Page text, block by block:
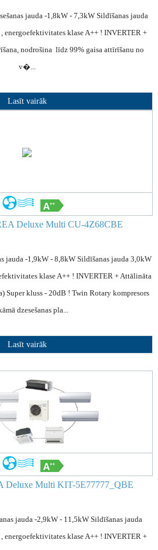
jauda -1,8kW - 7,3kW Sildīšanas jauda
energoefektivitates klase A++ ! INVERTER +
nodrošina līdz 99% gaisa attīrīšanu no
v�...
Lasīt vairāk
Deluxe Multi CU-4Z68CBE
jauda -1,9kW - 8,8kW Sildīšanas jauda 3,0kW
klase A++ ! INVERTER + Attālināta
Super kluss - 20dB ! Twin Rotary kompresors
dzesešanas pla...
Lasīt vairāk
Deluxe Multi KIT-5E77777_QBE
jauda -2,9kW - 11,5kW Sildīšanas jauda
energoefektivitates klase A++ ! INVERTER +